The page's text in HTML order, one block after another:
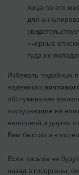
лица по его
для
«черные
туда не
Избежать подобных
надежного
обслуживание
поступающие на
налоговой и других
Вам быстро и в
Если письма не
назад в госорганы,